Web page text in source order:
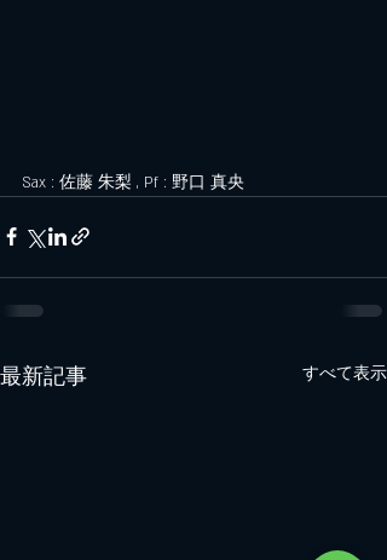
Sax : 佐藤 朱梨 , Pf : 野口 真央
最新記事 すべて表示